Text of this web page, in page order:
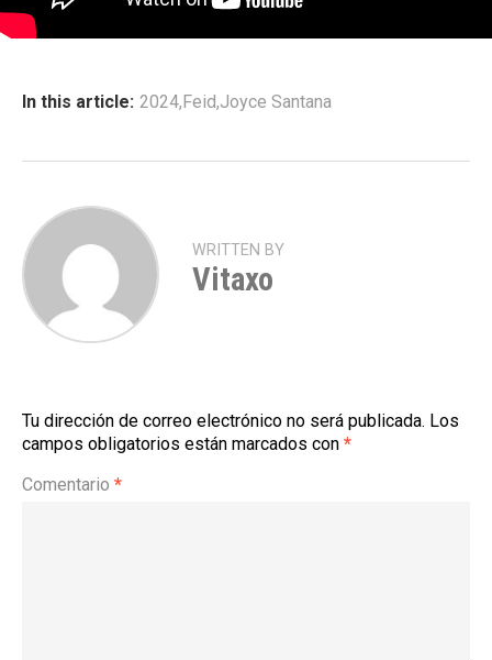
In this article: 2024,Feid,Joyce Santana
WRITTEN BY
Vitaxo
Tu dirección de correo electrónico no será publicada. Los
campos obligatorios están marcados con *
Comentario *